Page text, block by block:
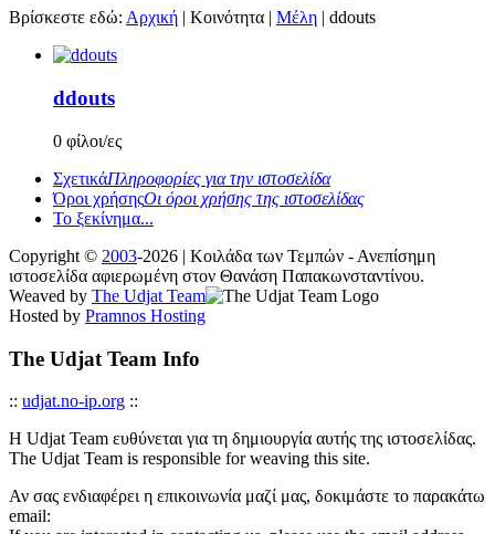
Βρίσκεστε εδώ: Αρχική | Κοινότητα | Μέλη | ddouts
ddouts
0 φίλοι/ες
ΣχετικάΠληροφορίες για την ιστοσελίδα
Όροι χρήσηςΟι όροι χρήσης της ιστοσελίδας
Το ξεκίνημα...
Copyright © 2003-2026 | Κοιλάδα των Τεμπών - Ανεπίσημη
ιστοσελίδα αφιερωμένη στον Θανάση Παπακωνσταντίνου.
Weaved by The Udjat Team
Hosted by Pramnos Hosting
The Udjat Team Info
:: udjat.no-ip.org ::
Η Udjat Team ευθύνεται για τη δημιουργία αυτής της ιστοσελίδας.
The Udjat Team is responsible for weaving this site.
Αν σας ενδιαφέρει η επικοινωνία μαζί μας, δοκιμάστε το παρακάτω
email: